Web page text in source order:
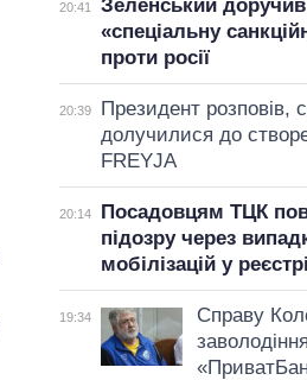
20:41
Зеленський доручив
«спеціальну
проти росії
20:39
Президент розповів,
долучилися до
FREYJA
20:14
Посадовцям ТЦК
підозру через
мобілізацій у
19:34
Справу